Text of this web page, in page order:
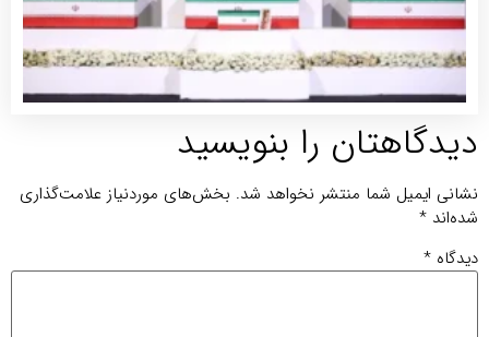
را بنویسید
ایمیل شما منتشر نخواهد شد. بخش‌های موردنیاز علامت‌گذاری
*
*